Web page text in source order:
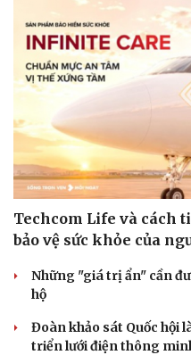
Cải chính
Techcom Life và cách
bảo vệ sức khỏe của
Những "giá trị ẩn" cần
hộ
Đoàn khảo sát Quốc hội
triển lưới điện thông